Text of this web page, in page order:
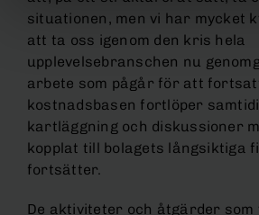
situationen, men vi har mycket
att ta oss igenom den kris hela
upplevelsebranschen nu
arbete som pågår för att
kostnadsbasen fortlöper
kartläggning och diskussioner
kopplat till bolagets långsiktiga
fortsätter.
De aktiviteter och åtgärder som